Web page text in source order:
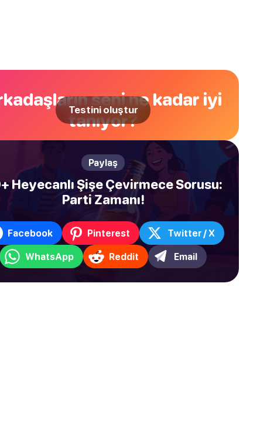
seni ne kadar iyi
tanıyor?
Testini oluştur
Paylaş
Heyecanlı Şişe Çevirmece Sorusu:
Parti Zamanı!
Facebook Pinterest Twitter / X
WhatsApp Reddit Email